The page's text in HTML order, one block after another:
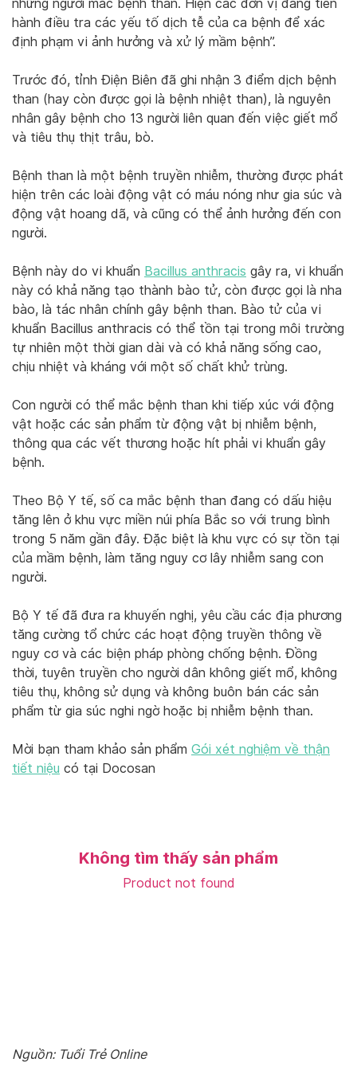
những người mắc bệnh than. Hiện các đơn vị đang tiến
hành điều tra các yếu tố dịch tễ của ca bệnh để xác
định phạm vi ảnh hưởng và xử lý mầm bệnh”.
Trước đó, tỉnh Điện Biên đã ghi nhận 3 điểm dịch bệnh
than (hay còn được gọi là bệnh nhiệt than), là nguyên
nhân gây bệnh cho 13 người liên quan đến việc giết mổ
và tiêu thụ thịt trâu, bò.
Bệnh than là một bệnh truyền nhiễm, thường được phát
hiện trên các loài động vật có máu nóng như gia súc và
động vật hoang dã, và cũng có thể ảnh hưởng đến con
người.
Bệnh này do vi khuẩn Bacillus anthracis gây ra, vi khuẩn
này có khả năng tạo thành bào tử, còn được gọi là nha
bào, là tác nhân chính gây bệnh than. Bào tử của vi
khuẩn Bacillus anthracis có thể tồn tại trong môi trường
tự nhiên một thời gian dài và có khả năng sống cao,
chịu nhiệt và kháng với một số chất khử trùng.
Con người có thể mắc bệnh than khi tiếp xúc với động
vật hoặc các sản phẩm từ động vật bị nhiễm bệnh,
thông qua các vết thương hoặc hít phải vi khuẩn gây
bệnh.
Theo Bộ Y tế, số ca mắc bệnh than đang có dấu hiệu
tăng lên ở khu vực miền núi phía Bắc so với trung bình
trong 5 năm gần đây. Đặc biệt là khu vực có sự tồn tại
của mầm bệnh, làm tăng nguy cơ lây nhiễm sang con
người.
Bộ Y tế đã đưa ra khuyến nghị, yêu cầu các địa phương
tăng cường tổ chức các hoạt động truyền thông về
nguy cơ và các biện pháp phòng chống bệnh. Đồng
thời, tuyên truyền cho người dân không giết mổ, không
tiêu thụ, không sử dụng và không buôn bán các sản
phẩm từ gia súc nghi ngờ hoặc bị nhiễm bệnh than.
Mời bạn tham khảo sản phẩm Gói xét nghiệm về thận
tiết niệu có tại Docosan
Nguồn: Tuổi Trẻ Online